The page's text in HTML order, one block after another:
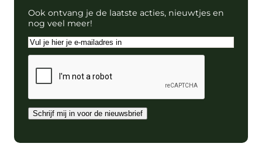
Ook ontvang je de laatste acties, nieuwtjes en
nog veel meer!
E-
mailadres
Schrijf mij in voor de nieuwsbrief